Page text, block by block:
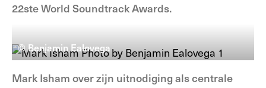
22ste World Soundtrack Awards.
© Benjamin Ealovega
Mark Isham over zijn uitnodiging als centrale